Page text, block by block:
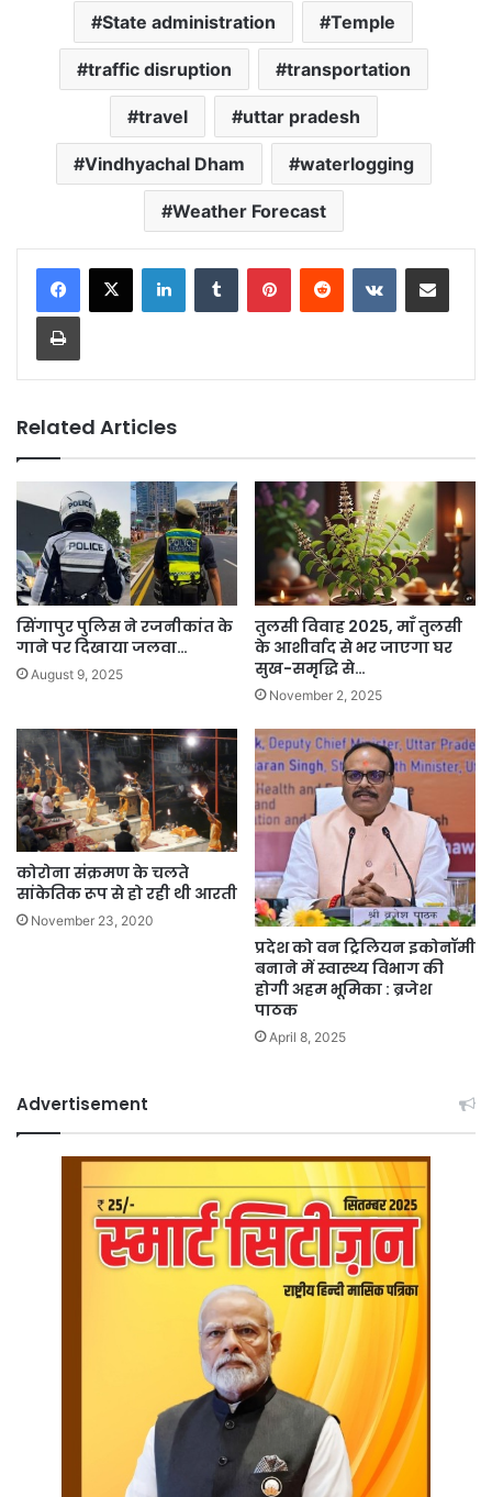
State administration Temple
traffic disruption transportation
travel uttar pradesh
Vindhyachal Dham waterlogging
Weather Forecast
LinkedInTumblr PinterestReddit VKontakteShare via Email
Print
Related Articles
सिंगापुर पुलिस ने रजनीकांत के
गाने पर दिखाया जलवा…
August 9, 2025
तुलसी विवाह 2025, माँ तुलसी
के आशीर्वाद से भर जाएगा घर
सुख-समृद्धि से…
November 2, 2025
कोरोना संक्रमण के चलते
सांकेतिक रूप से हो रही थी आरती
November 23, 2020
प्रदेश को वन ट्रिलियन इकोनॉमी
बनाने में स्वास्थ्य विभाग की
होगी अहम भूमिका : ब्रजेश
पाठक
April 8, 2025
Advertisement